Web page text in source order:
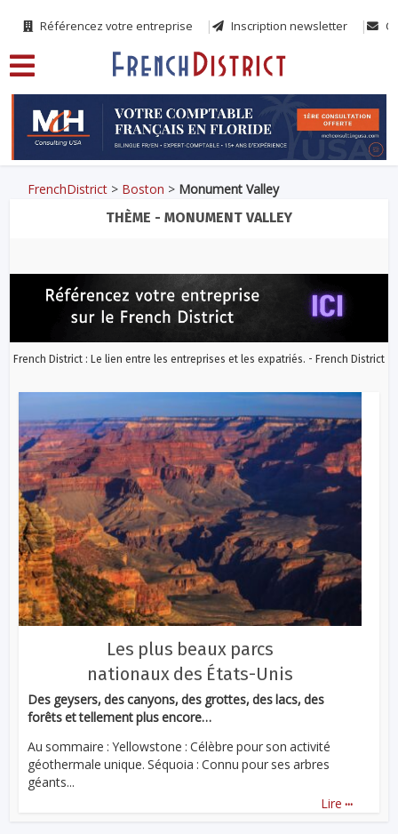
Référencez votre entreprise Inscription newsletter
FrenchDistrict > Boston > Monument Valley
THÈME - MONUMENT VALLEY
French District : Le lien entre les entreprises et les expatriés. - French District
Les plus beaux parcs
nationaux des États-Unis
Des geysers, des canyons, des grottes, des lacs, des
forêts et tellement plus encore…
Au sommaire : Yellowstone : Célèbre pour son activité
géothermale unique. Séquoia : Connu pour ses arbres
géants...
Lire ...